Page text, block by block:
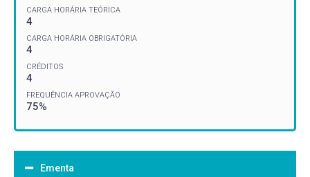
CARGA HORÁRIA TEÓRICA
4
CARGA HORÁRIA OBRIGATÓRIA
4
CRÉDITOS
4
FREQUÊNCIA APROVAÇÃO
75%
Ementa